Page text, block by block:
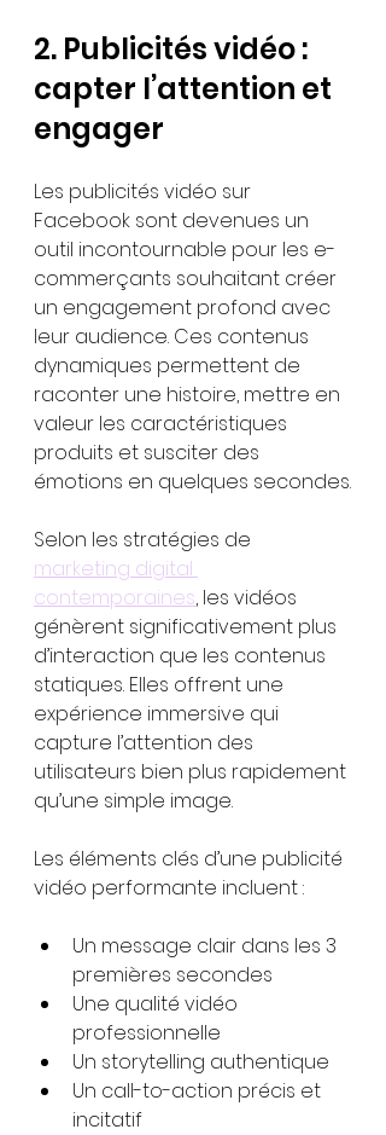
2. Publicités vidéo :
capter l’attention et
engager
Les publicités vidéo sur
Facebook sont devenues un
outil incontournable pour les e-
commerçants souhaitant créer
un engagement profond avec
leur audience. Ces contenus
dynamiques permettent de
raconter une histoire, mettre en
valeur les caractéristiques
produits et susciter des
émotions en quelques secondes.
Selon les stratégies de
marketing digital
contemporaines, les vidéos
génèrent significativement plus
d’interaction que les contenus
statiques. Elles offrent une
expérience immersive qui
capture l’attention des
utilisateurs bien plus rapidement
qu’une simple image.
Les éléments clés d’une publicité
vidéo performante incluent :
Un message clair dans les 3
premières secondes
Une qualité vidéo
professionnelle
Un storytelling authentique
Un call-to-action précis et
incitatif